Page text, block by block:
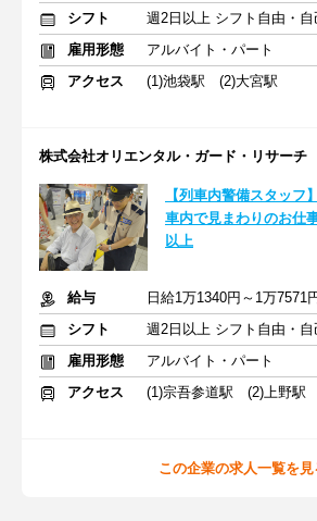
シフト
週2日以上 シフト自由・自
雇用形態
アルバイト・パート
アクセス
(1)池袋駅 (2)大宮駅
株式会社オリエンタル・ガード・リサー
【列車内警備スタッフ
車内で見まわりのお仕
以上
給与
シフト
週2日以上 シフト自由・自
雇用形態
アルバイト・パート
アクセス
(1)宗吾参道駅 (2)上野駅
この企業の求人一覧を見